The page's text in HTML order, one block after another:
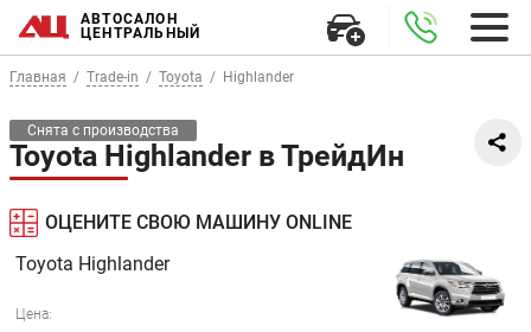
АВТОСАЛОН
ЦЕНТРАЛЬНЫЙ
Главная Trade-in Toyota Highlander
Снята с производства
Toyota Highlander в ТрейдИн
ОЦЕНИТЕ СВОЮ МАШИНУ ONLINE
Toyota Highlander
Цена: